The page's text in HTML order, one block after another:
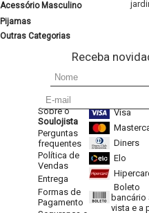
Acessório Masculino
Pijamas
Outras Categorias
Receba
Sobre o
Soulojista
Perguntas
frequentes
Política de
Vendas
Entrega
Formas de
Pagamento
Visa
Diners
Elo
Boleto
bancário
vista e a